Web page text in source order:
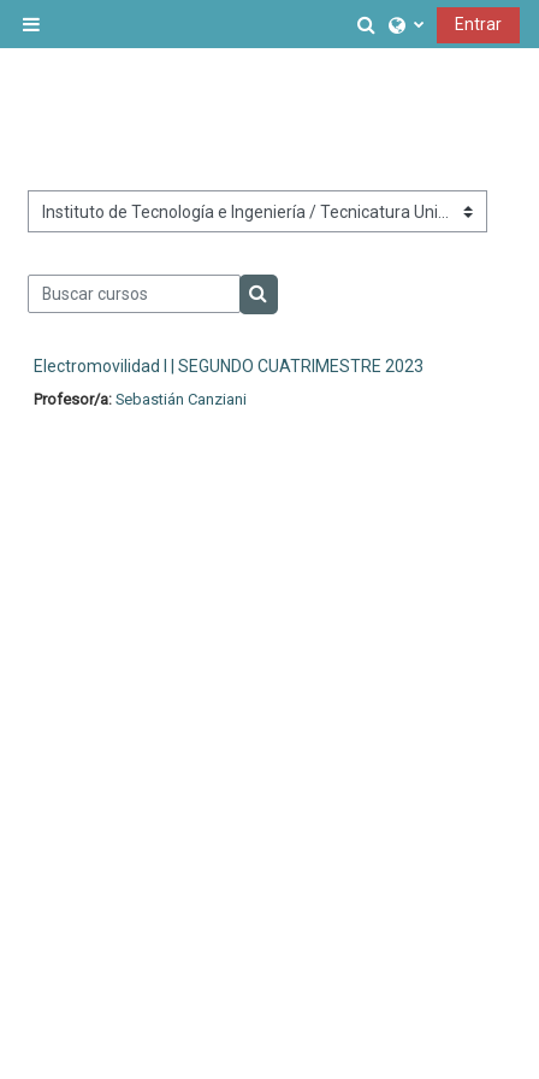
Selector de
Entrar
Categorías
Buscar cursos
Buscar cursos
Electromovilidad I | SEGUNDO CUATRIMESTRE 2023
Profesor/a: Sebastián Canziani